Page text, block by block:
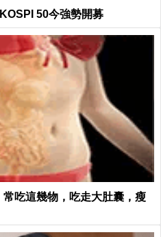
50今強勢開募
吃這幾物，吃走大肚囊，瘦